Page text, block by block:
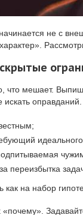
не с
что мешает.
оправданий.
идеального
переизбытка
как на набор
«почему».